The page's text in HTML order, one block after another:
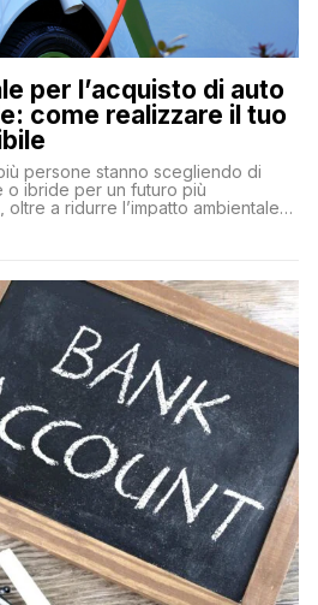
per l’acquisto di auto
come realizzare il tuo
persone stanno scegliendo di
o ibride per un futuro più
a ridurre l’impatto ambientale,
a lungo termine, come minori costi